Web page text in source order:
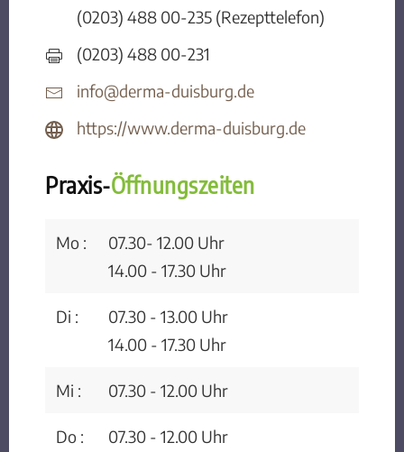
(0203) 488 00-235 (Rezepttelefon)
(0203) 488 00-231
info@derma-duisburg.de
https://www.derma-duisburg.de
Praxis-Öffnungszeiten
Mo :
07.30- 12.00 Uhr
14.00 - 17.30 Uhr
Di :
07.30 - 13.00 Uhr
14.00 - 17.30 Uhr
Mi : 07.30 - 12.00 Uhr
Do :
07.30 - 12.00 Uhr